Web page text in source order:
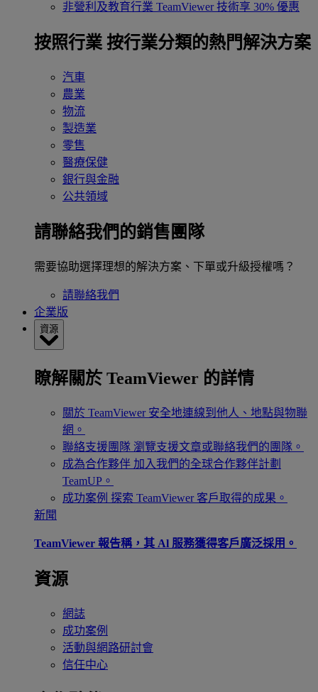
非營利及教育行業 TeamViewer 技術享 30% 優惠
按照行業 按行業分類的熱門解決方案
汽車
農業
物流
製造業
零售
醫療保健
銀行與金融
公共領域
請聯絡我們的銷售團隊
需要協助選擇理想的解決方案、下單或升級授權嗎？
請聯絡我們
企業版
資源
瞭解關於 TeamViewer 的詳情
關於 TeamViewer 安全地連線到他人、地點與物聯
網。
聯絡支援團隊 瀏覽支援文章或聯絡我們的團隊。
成為合作夥伴 加入我們的全球合作夥伴計劃
TeamUP。
成功案例 探索 TeamViewer 客戶取得的成果。
新聞
TeamViewer 報告稱，其 Al 服務獲得客戶廣泛採用。
資源
網誌
成功案例
活動與網路研討會
信任中心